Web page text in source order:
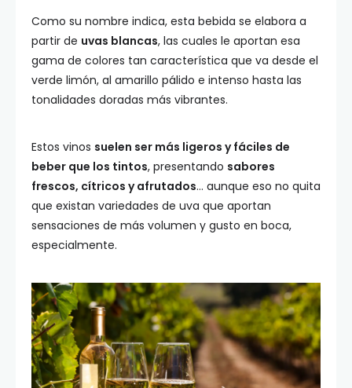
Como su nombre indica, esta bebida se elabora a
partir de uvas blancas, las cuales le aportan esa
gama de colores tan característica que va desde el
verde limón, al amarillo pálido e intenso hasta las
tonalidades doradas más vibrantes.
Estos vinos suelen ser más ligeros y fáciles de
beber que los tintos, presentando sabores
frescos, cítricos y afrutados… aunque eso no quita
que existan variedades de uva que aportan
sensaciones de más volumen y gusto en boca,
especialmente.